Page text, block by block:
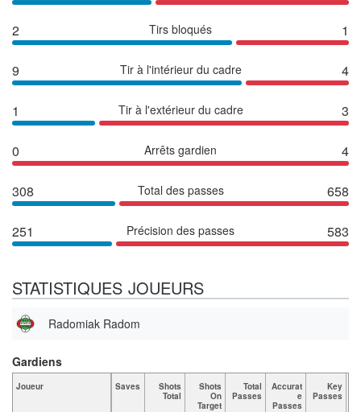
2 Tirs bloqués 1
9 Tir à l'intérieur du cadre 4
1 Tir à l'extérieur du cadre 3
0 Arrêts gardien 4
308 Total des passes 658
251 Précision des passes 583
STATISTIQUES JOUEURS
Radomiak Radom
Joueur Saves
Shots
Total
Shots
On
Target
Total
Passes
Accurat
e
Passes
Key
Passes
Gardiens